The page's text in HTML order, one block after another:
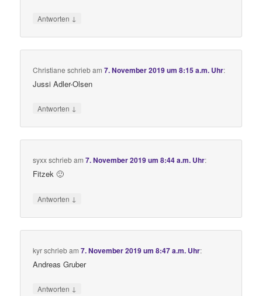
Antworten ↓
Christiane schriebam7. November 2019 um 8:15 a.m. Uhr:
Jussi Adler-Olsen
Antworten ↓
syxxschriebam7. November 2019 um 8:44 a.m. Uhr:
Fitzek 🙂
Antworten ↓
kyrschriebam7. November 2019 um 8:47 a.m. Uhr:
Andreas Gruber
Antworten ↓